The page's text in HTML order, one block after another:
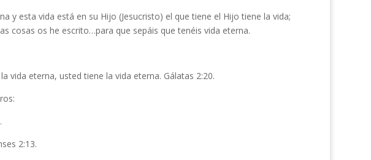
y esta vida está en su Hijo (Jesucristo) el que tiene el Hijo tiene la vida;
cosas os he escrito…para que sepáis que tenéis vida eterna.
vida eterna, usted tiene la vida eterna. Gálatas 2:20.
2:13.